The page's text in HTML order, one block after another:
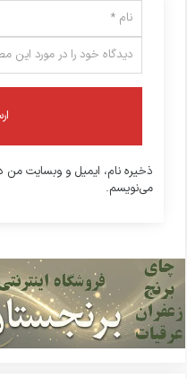
ذخیره نام، ایمیل و وبسایت من
می‌نویسم.